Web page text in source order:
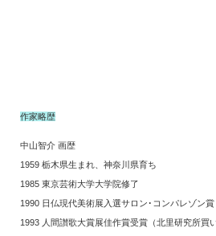
作家略歴
中山智介 画歴
1959 栃木県生まれ、神奈川県育ち
1985 東京芸術大学大学院修了
1990 日仏現代美術展入選サロン･コンパレゾン
1993 人間讃歌大賞展佳作賞受賞（北里研究所買